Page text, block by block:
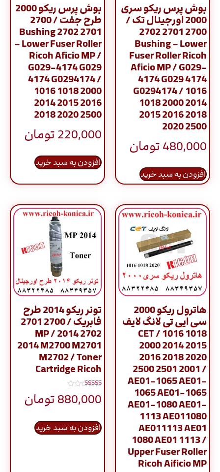
بوش پرس ریکو سری
2000 اورجینال تک /
2700 2701 2702
Bushing – Lower
Fuser Roller Ricoh
Aficio MP / G029-
4174 G029 4174
G0294174 / 1016
1018 2000 2014
2015 2016 2018
2020 2500
480,000تومان
افزودن به سبد خرید
بوش پرس ریکو 2000
طرح جفت / 2700
2701 2702 Bushing
– Lower Fuser Roller
Ricoh Aficio MP /
G029-4174 G029
4174 G0294174 /
1016 1018 2000
2014 2015 2016
2018 2020 2500
220,000تومان
افزودن به سبد خرید
هاترول ریکو 2000
سی ایی تی لانگ لایف
CET / 1016 1018
2000 2014 2015
2016 2018 2020
2500 2501 2001 /
AE01-1065 AE01-
1065 AE01-1065
AE01-1080 AE01-
1113 AE011080
AE011113 AE01
1080 AE01 1113 /
Upper Fuser Roller
Ricoh Aificio MP
تونر ریکو 2014 طرح
فابریک / 2700 2701
2702 2014 / MP
2014 M2700 M2701
M2702 / Toner
Cartridge Ricoh
نمره
5.00
از 5
880,000تومان
افزودن به سبد خرید